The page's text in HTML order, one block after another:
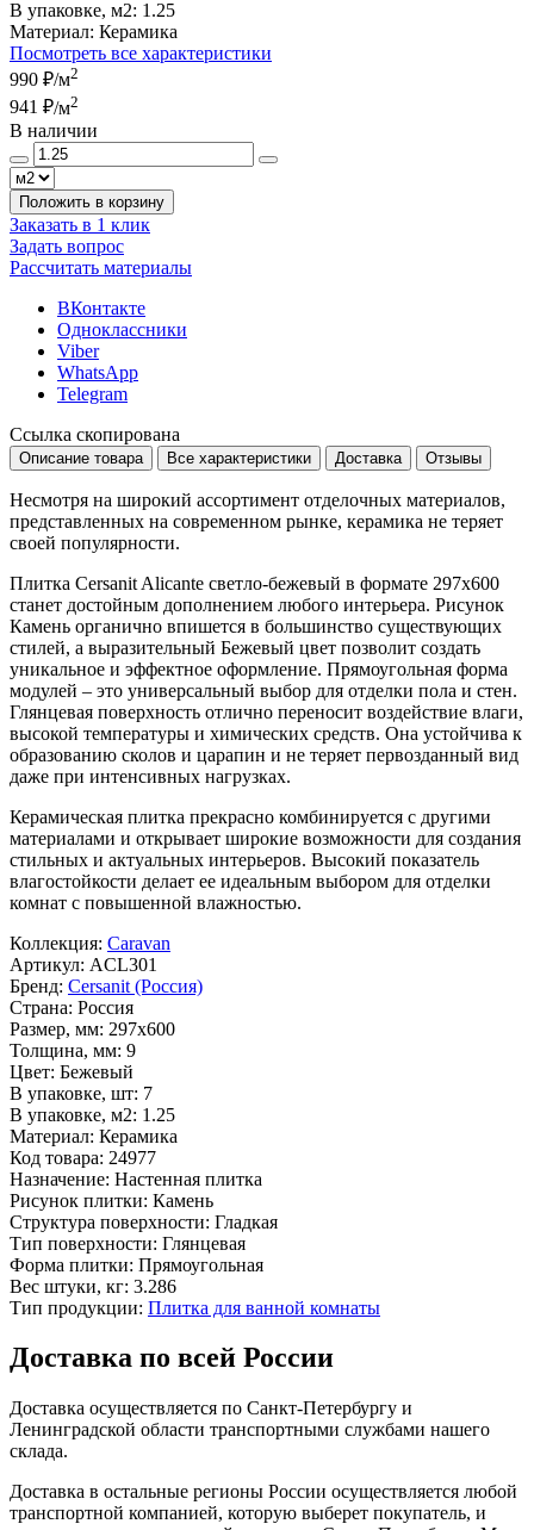
В упаковке, м2: 1.25
Материал: Керамика
Посмотреть все характеристики
990 ₽/м2
941 ₽/м2
В наличии
Положить в корзину
Заказать в 1 клик
Задать вопрос
Рассчитать материалы
ВКонтакте
Одноклассники
Viber
WhatsApp
Telegram
Ссылка скопирована
Описание товара Все характеристики Доставка Отзывы
Несмотря на широкий ассортимент отделочных материалов,
представленных на современном рынке, керамика не теряет
своей популярности.
Плитка Cersanit Alicante светло-бежевый в формате 297x600
станет достойным дополнением любого интерьера. Рисунок
Камень органично впишется в большинство существующих
стилей, а выразительный Бежевый цвет позволит создать
уникальное и эффектное оформление. Прямоугольная форма
модулей – это универсальный выбор для отделки пола и стен.
Глянцевая поверхность отлично переносит воздействие влаги,
высокой температуры и химических средств. Она устойчива к
образованию сколов и царапин и не теряет первозданный вид
даже при интенсивных нагрузках.
Керамическая плитка прекрасно комбинируется с другими
материалами и открывает широкие возможности для создания
стильных и актуальных интерьеров. Высокий показатель
влагостойкости делает ее идеальным выбором для отделки
комнат с повышенной влажностью.
Коллекция: Caravan
Артикул: ACL301
Бренд: Cersanit (Россия)
Страна: Россия
Размер, мм: 297x600
Толщина, мм: 9
Цвет: Бежевый
В упаковке, шт: 7
В упаковке, м2: 1.25
Материал: Керамика
Код товара: 24977
Назначение: Настенная плитка
Рисунок плитки: Камень
Структура поверхности: Гладкая
Тип поверхности: Глянцевая
Форма плитки: Прямоугольная
Вес штуки, кг: 3.286
Тип продукции: Плитка для ванной комнаты
Доставка по всей России
Доставка осуществляется по Санкт-Петербургу и
Ленинградской области транспортными службами нашего
склада.
Доставка в остальные регионы России осуществляется любой
транспортной компанией, которую выберет покупатель, и